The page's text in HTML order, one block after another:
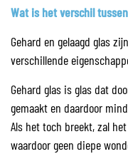
Wat is het verschil
Gehard en gelaagd glas
verschillende
Gehard glas is glas dat
gemaakt en daardoor
Als het toch breekt, zal
waardoor geen diepe